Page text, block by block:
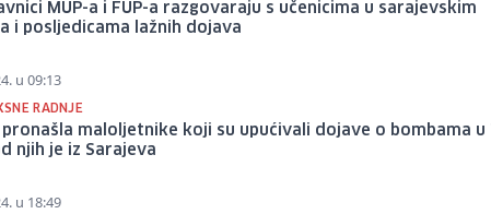
MUP-a i FUP-a razgovaraju s učenicima u sarajevskim
i posljedicama lažnih dojava
u 09:13
RADNJE
pronašla maloljetnike koji su upućivali dojave o bombama u
njih je iz Sarajeva
u 18:49